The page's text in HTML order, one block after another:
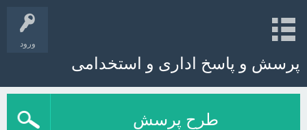
ورود
پرسش و پاسخ اداری و استخدامی
طرح پرسش